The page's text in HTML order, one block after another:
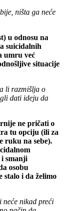
ništa ga neće
u odnosu na
suicidalnih
umru već
situacije
li razmišlja o
dati ideju da
ne pričati o
tu opciju (ili za
ruku na sebe).
i smanji
osobu
stalo i da želimo
neće nikad preći